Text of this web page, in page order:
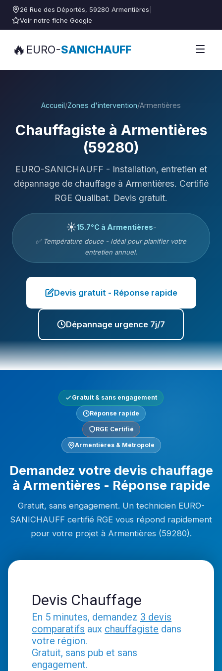
26 Rue des Déportés, 59280 Armentières
Voir notre fiche Google
🔥 EURO-SANICHAUFF
Accueil/Zones d'intervention/Armentières
Chauffagiste à Armentières
(59280)
EURO-SANICHAUFF - Installation, entretien et
dépannage de chauffage à Armentières. Certifié
RGE Qualibat. Devis gratuit.
☀️15.7°C à Armentières-
✅ Température douce - Idéal pour planifier votre
entretien annuel.
Devis gratuit - Réponse rapide
Dépannage urgence 7j/7
Gratuit & sans engagement
Réponse rapide
RGE Certifié
Armentières & Métropole
Demandez votre devis chauffage
à Armentières - Réponse rapide
Gratuit, sans engagement. Un technicien EURO-
SANICHAUFF certifié RGE vous répond rapidement
pour votre projet à Armentières (59280).
Devis Chauffage
En 5 minutes, demandez 3 devis
comparatifs aux chauffagiste dans
votre région.
Gratuit, sans pub et sans
engagement.